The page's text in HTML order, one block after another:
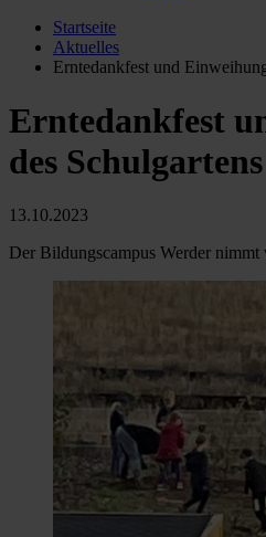
Startseite
Aktuelles
Erntedankfest und
Erntedankfest
des Schulgartens
13.10.2023
Der Bildungscampus Werder nimmt